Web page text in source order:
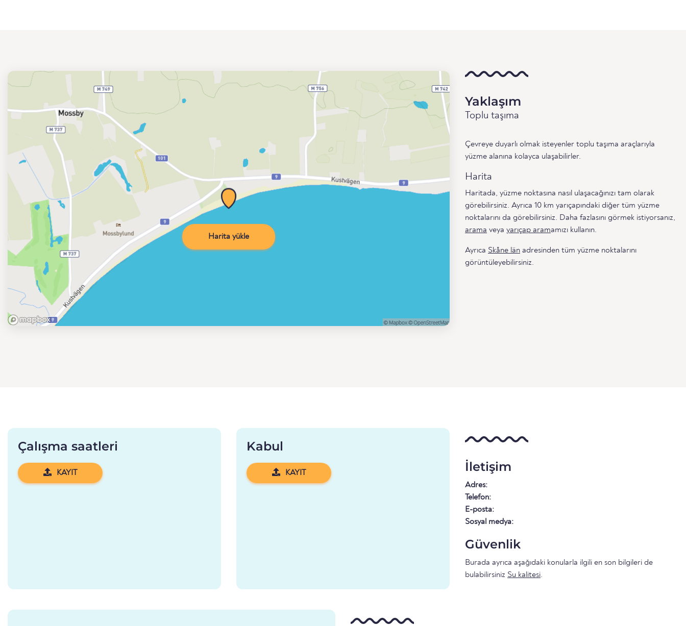
Harita yükle
Yaklaşım
Toplu taşıma
Çevreye duyarlı olmak isteyenler toplu taşıma araçlarıyla
yüzme alanına kolayca ulaşabilirler.
Harita
Haritada, yüzme noktasına nasıl ulaşacağınızı tam olarak
görebilirsiniz. Ayrıca 10 km yarıçapındaki diğer tüm yüzme
noktalarını da görebilirsiniz. Daha fazlasını görmek istiyorsanız,
arama veya yarıçap aramamızı kullanın.
Ayrıca Skåne län adresinden tüm yüzme noktalarını
görüntüleyebilirsiniz.
Çalışma saatleri
KAYIT
Kabul
KAYIT İletişim
Adres:
Telefon:
E-posta:
Sosyal medya:
Güvenlik
Burada ayrıca aşağıdaki konularla ilgili en son bilgileri de
bulabilirsiniz Su kalitesi.